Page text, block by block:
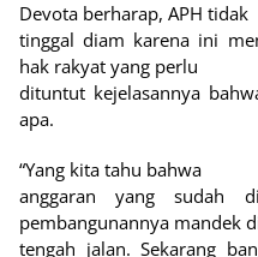
Devota berharap, APH tidak
tinggal diam karena ini
hak rakyat yang perlu
dituntut kejelasannya
apa.
“Yang kita tahu bahwa
anggaran yang sudah
pembangunannya mandek
tengah jalan. Sekarang